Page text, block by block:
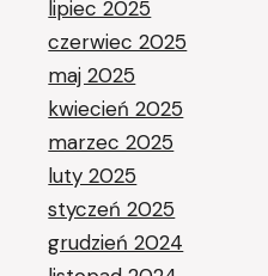
lipiec 2025
czerwiec 2025
maj 2025
kwiecień 2025
marzec 2025
luty 2025
styczeń 2025
grudzień 2024